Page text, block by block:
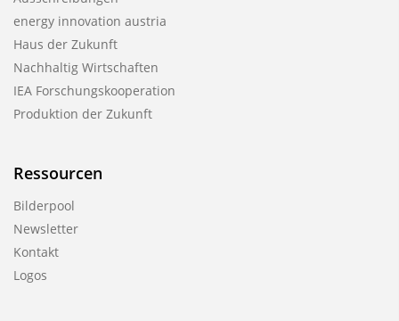
energy innovation austria
Haus der Zukunft
Nachhaltig Wirtschaften
IEA Forschungs­kooperation
Produktion der Zukunft
Ressourcen
Bilderpool
Newsletter
Kontakt
Logos